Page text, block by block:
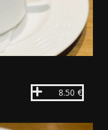
8.50 €